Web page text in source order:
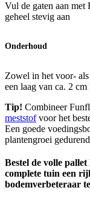
Vul de gaten aan met
geheel stevig aan
Onderhoud
Zowel in het voor-
een laag van ca. 2
Tip! Combineer
meststofvoor het
Een goede
plantengroei
Bestel de volle
complete tuin een
bodemverbeteraar